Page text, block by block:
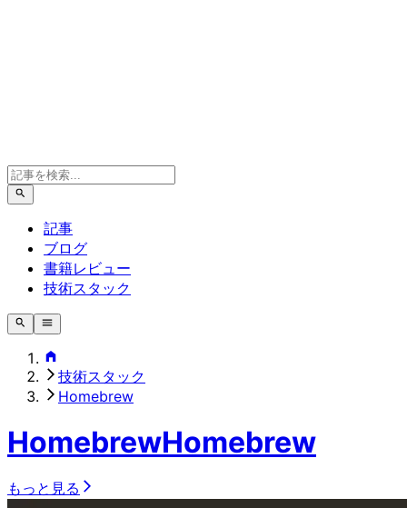
記事
ブログ
書籍レビュー
技術スタック
技術スタック
Homebrew
HomebrewHomebrew
もっと見る